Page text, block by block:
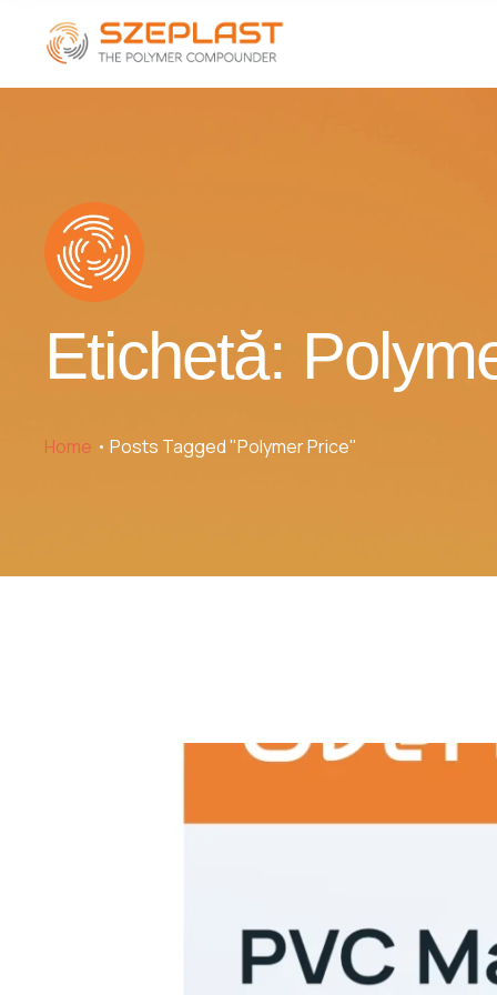
Etichetă:
Home Posts Tagged "Polymer Price"